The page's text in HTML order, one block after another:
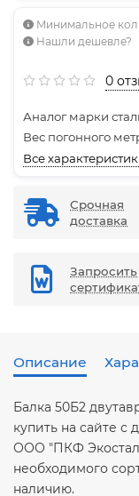
Минимальное
Нашли дешевле?
0
Аналог марки
Вес погонного
Все
Срочная
доставка
Запросить
Описание
Балка 50Б2
купить на сайте
ООО "ПКФ
необходимого
наличию.